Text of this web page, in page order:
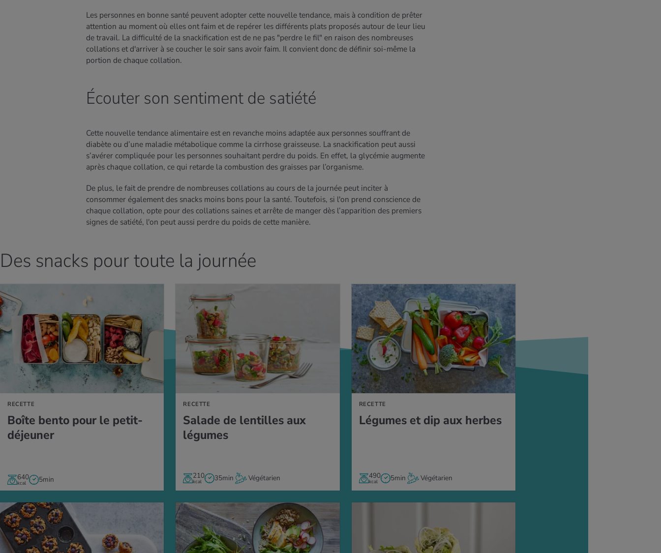
Les personnes en bonne santé peuvent adopter cette nouvelle tendance, mais à condition de prêter
attention au moment où elles ont faim et de repérer les différents plats proposés autour de leur lieu
de travail. La difficulté de la snackification est de ne pas "perdre le fil" en raison des nombreuses
collations et d'arriver à se coucher le soir sans avoir faim. Il convient donc de définir soi-même la
portion de chaque collation.
Écouter son sentiment de satiété
Cette nouvelle tendance alimentaire est en revanche moins adaptée aux personnes souffrant de
diabète ou d’une maladie métabolique comme la cirrhose graisseuse. La snackification peut aussi
s’avérer compliquée pour les personnes souhaitant perdre du poids. En effet, la glycémie augmente
après chaque collation, ce qui retarde la combustion des graisses par l’organisme.
De plus, le fait de prendre de nombreuses collations au cours de la journée peut inciter à
consommer également des snacks moins bons pour la santé. Toutefois, si l'on prend conscience de
chaque collation, opte pour des collations saines et arrête de manger dès l’apparition des premiers
signes de satiété, l'on peut aussi perdre du poids de cette manière.
Des snacks pour toute la journée
RECETTE
Boîte bento pour le petit-
déjeu­ner
640
kcal 5min
RECETTE
RECETTE
Salade de len­tilles aux
légumes
210
kcal 35min Végétarien
VERS LA RECETTE
RECETTE
Légumes et dip aux herbes
490
kcal 5min Végétarien